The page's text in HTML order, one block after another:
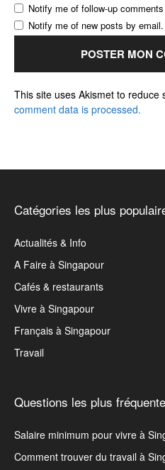
Notify me of follow-up
Notify me of new posts by email.
This site uses Akismet to reduce
comment data is processed.
Catégories les plus
Actualités & Info
A Faire à Singapour
Cafés & restaurants
Vivre à Singapour
Français à Singapour
Travail
Questions les plus
Salaire minimum pour vivre à
Comment trouver du travail à